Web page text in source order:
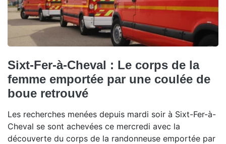
Sixt-Fer-à-Cheval : Le corps de la
femme emportée par une coulée de
boue retrouvé
Les recherches menées depuis mardi soir à Sixt-Fer-à-
Cheval se sont achevées ce mercredi avec la
découverte du corps de la randonneuse emportée par